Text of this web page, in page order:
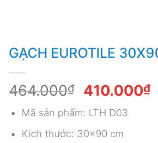
GẠCH EUROTILE
464.000₫
Giá
gốc
là:
464.000₫.
410.000₫
Mã sản phẩm: LTH D03
Kích thước: 30×90 cm